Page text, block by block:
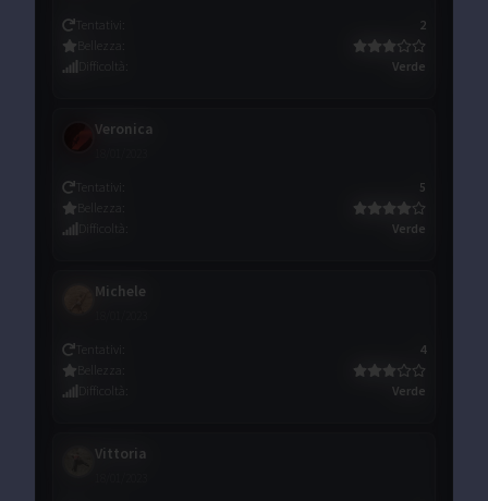
Tentativi :
2
Bellezza :
Difficoltà : Verde
Veronica
Tentativi :
5
Bellezza :
Difficoltà : Verde
Michele
Tentativi :
4
Bellezza :
Difficoltà : Verde
Vittoria